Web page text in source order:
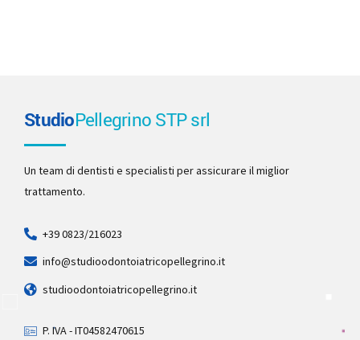
StudioPellegrino STP srl
Un team di dentisti e specialisti per assicurare il miglior
trattamento.
+39 0823/216023
info@studioodontoiatricopellegrino.it
studioodontoiatricopellegrino.it
P. IVA - IT04582470615